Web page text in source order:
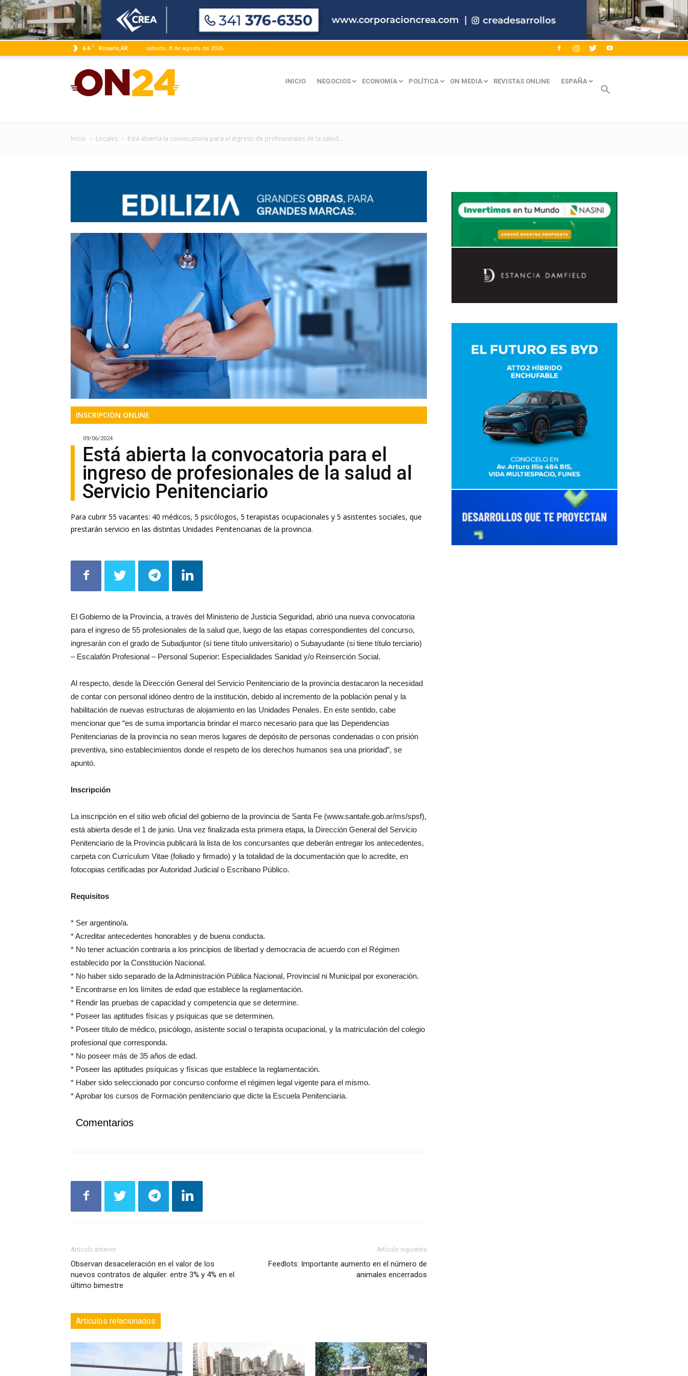
6.6 C Rosario,AR sábado, 8 de agosto de 2026
|
Precisa.
Periodismo
en
serio
INICIO NEGOCIOS ECONOMÍA POLÍTICA ON MEDIA REVISTAS ONLINE ESPAÑA
Inicio Locales Está abierta la convocatoria para el ingreso de profesionales de la salud...
INSCRIPCION ONLINE
Está abierta la convocatoria para el
ingreso de profesionales de la salud al
Servicio Penitenciario
Para cubrir 55 vacantes: 40 médicos, 5 psicólogos, 5 terapistas ocupacionales y 5 asistentes sociales, que
prestarán servicio en las distintas Unidades Penitenciarias de la provincia.
El Gobierno de la Provincia, a través del Ministerio de Justicia Seguridad, abrió una nueva convocatoria
para el ingreso de 55 profesionales de la salud que, luego de las etapas correspondientes del concurso,
ingresarán con el grado de Subadjuntor (si tiene título universitario) o Subayudante (si tiene título terciario)
– Escalafón Profesional – Personal Superior: Especialidades Sanidad y/o Reinserción Social.
Al respecto, desde la Dirección General del Servicio Penitenciario de la provincia destacaron la necesidad
de contar con personal idóneo dentro de la institución, debido al incremento de la población penal y la
habilitación de nuevas estructuras de alojamiento en las Unidades Penales. En este sentido, cabe
mencionar que “es de suma importancia brindar el marco necesario para que las Dependencias
Penitenciarias de la provincia no sean meros lugares de depósito de personas condenadas o con prisión
preventiva, sino establecimientos donde el respeto de los derechos humanos sea una prioridad”, se
apuntó.
Inscripción
La inscripción en el sitio web oficial del gobierno de la provincia de Santa Fe (www.santafe.gob.ar/ms/spsf),
está abierta desde el 1 de junio. Una vez finalizada esta primera etapa, la Dirección General del Servicio
Penitenciario de la Provincia publicará la lista de los concursantes que deberán entregar los antecedentes,
carpeta con Currículum Vitae (foliado y firmado) y la totalidad de la documentación que lo acredite, en
fotocopias certificadas por Autoridad Judicial o Escribano Público.
Requisitos
* Ser argentino/a.
* Acreditar antecedentes honorables y de buena conducta.
* No tener actuación contraria a los principios de libertad y democracia de acuerdo con el Régimen
establecido por la Constitución Nacional.
* No haber sido separado de la Administración Pública Nacional, Provincial ni Municipal por exoneración.
* Encontrarse en los límites de edad que establece la reglamentación.
* Rendir las pruebas de capacidad y competencia que se determine.
* Poseer las aptitudes físicas y psíquicas que se determinen.
* Poseer título de médico, psicólogo, asistente social o terapista ocupacional, y la matriculación del colegio
profesional que corresponda.
* No poseer más de 35 años de edad.
* Poseer las aptitudes psíquicas y físicas que establece la reglamentación.
* Haber sido seleccionado por concurso conforme el régimen legal vigente para el mismo.
* Aprobar los cursos de Formación penitenciario que dicte la Escuela Penitenciaria.
Comentarios
Artículo anterior
Observan desaceleración en el valor de los
nuevos contratos de alquiler: entre 3% y 4% en el
último bimestre
Artículo siguiente
Feedlots: Importante aumento en el número de
animales encerrados
Artículos relacionados